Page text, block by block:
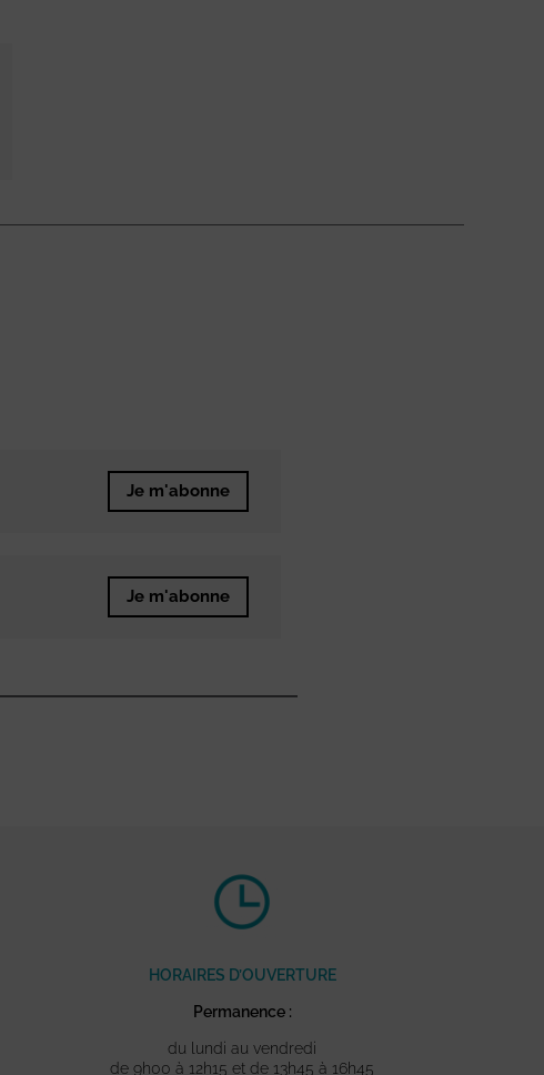
Je m'abonne
Je m'abonne
HORAIRES D’OUVERTURE
Permanence :
du lundi au vendredi
de 9h00 à 12h15 et de 13h45 à 16h45